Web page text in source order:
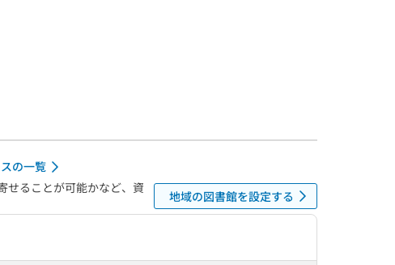
の一覧
せることが可能かなど、資
地域の図書館を設定する